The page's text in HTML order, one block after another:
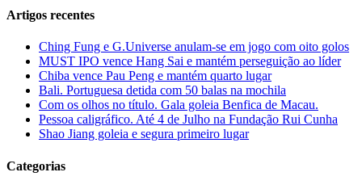
Artigos recentes
Ching Fung e G.Universe anulam-se em jogo com oito golos
MUST IPO vence Hang Sai e mantém perseguição ao líder
Chiba vence Pau Peng e mantém quarto lugar
Bali. Portuguesa detida com 50 balas na mochila
Com os olhos no título. Gala goleia Benfica de Macau.
Pessoa caligráfico. Até 4 de Julho na Fundação Rui Cunha
Shao Jiang goleia e segura primeiro lugar
Categorias